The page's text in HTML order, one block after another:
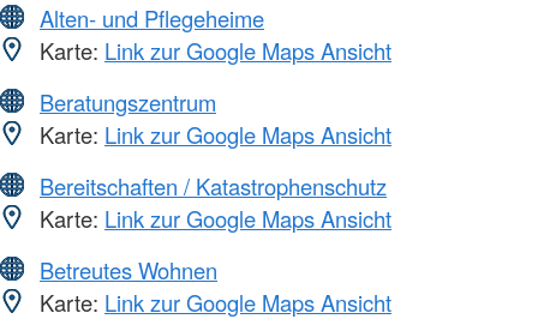
Alten- und Pflegeheime
Karte: Link zur Google Maps Ansicht
Beratungszentrum
Karte: Link zur Google Maps Ansicht
Bereitschaften / Katastrophenschutz
Karte: Link zur Google Maps Ansicht
Betreutes Wohnen
Karte: Link zur Google Maps Ansicht